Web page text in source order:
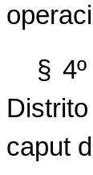
§
caput